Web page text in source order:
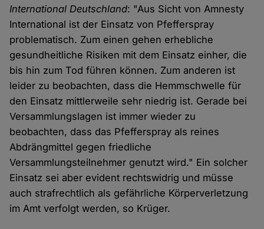
International Deutschland: "Aus Sicht von Amnesty
International ist der Einsatz von Pfefferspray
problematisch. Zum einen gehen erhebliche
gesundheitliche Risiken mit dem Einsatz einher, die
bis hin zum Tod führen können. Zum anderen ist
leider zu beobachten, dass die Hemmschwelle für
den Einsatz mittlerweile sehr niedrig ist. Gerade bei
Versammlungslagen ist immer wieder zu
beobachten, dass das Pfefferspray als reines
Abdrängmittel gegen friedliche
Versammlungsteilnehmer genutzt wird." Ein solcher
Einsatz sei aber evident rechtswidrig und müsse
auch strafrechtlich als gefährliche Körperverletzung
im Amt verfolgt werden, so Krüger.